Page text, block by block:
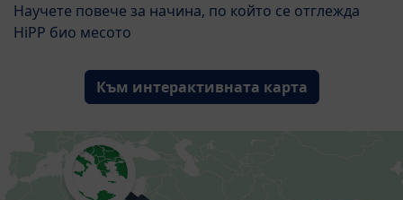
Научете повече за начина, по който се отглежда
HiPP био месото
Към интерактивната карта